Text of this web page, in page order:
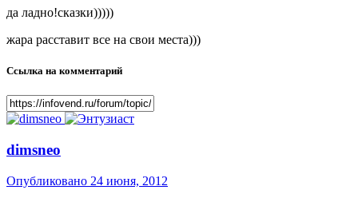
да ладно!сказки)))))
жара расставит все на свои места)))
Ссылка на комментарий
dimsneo
Опубликовано 24 июня, 2012